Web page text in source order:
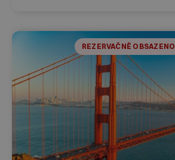
REZERVAČNĚ OBSAZENO